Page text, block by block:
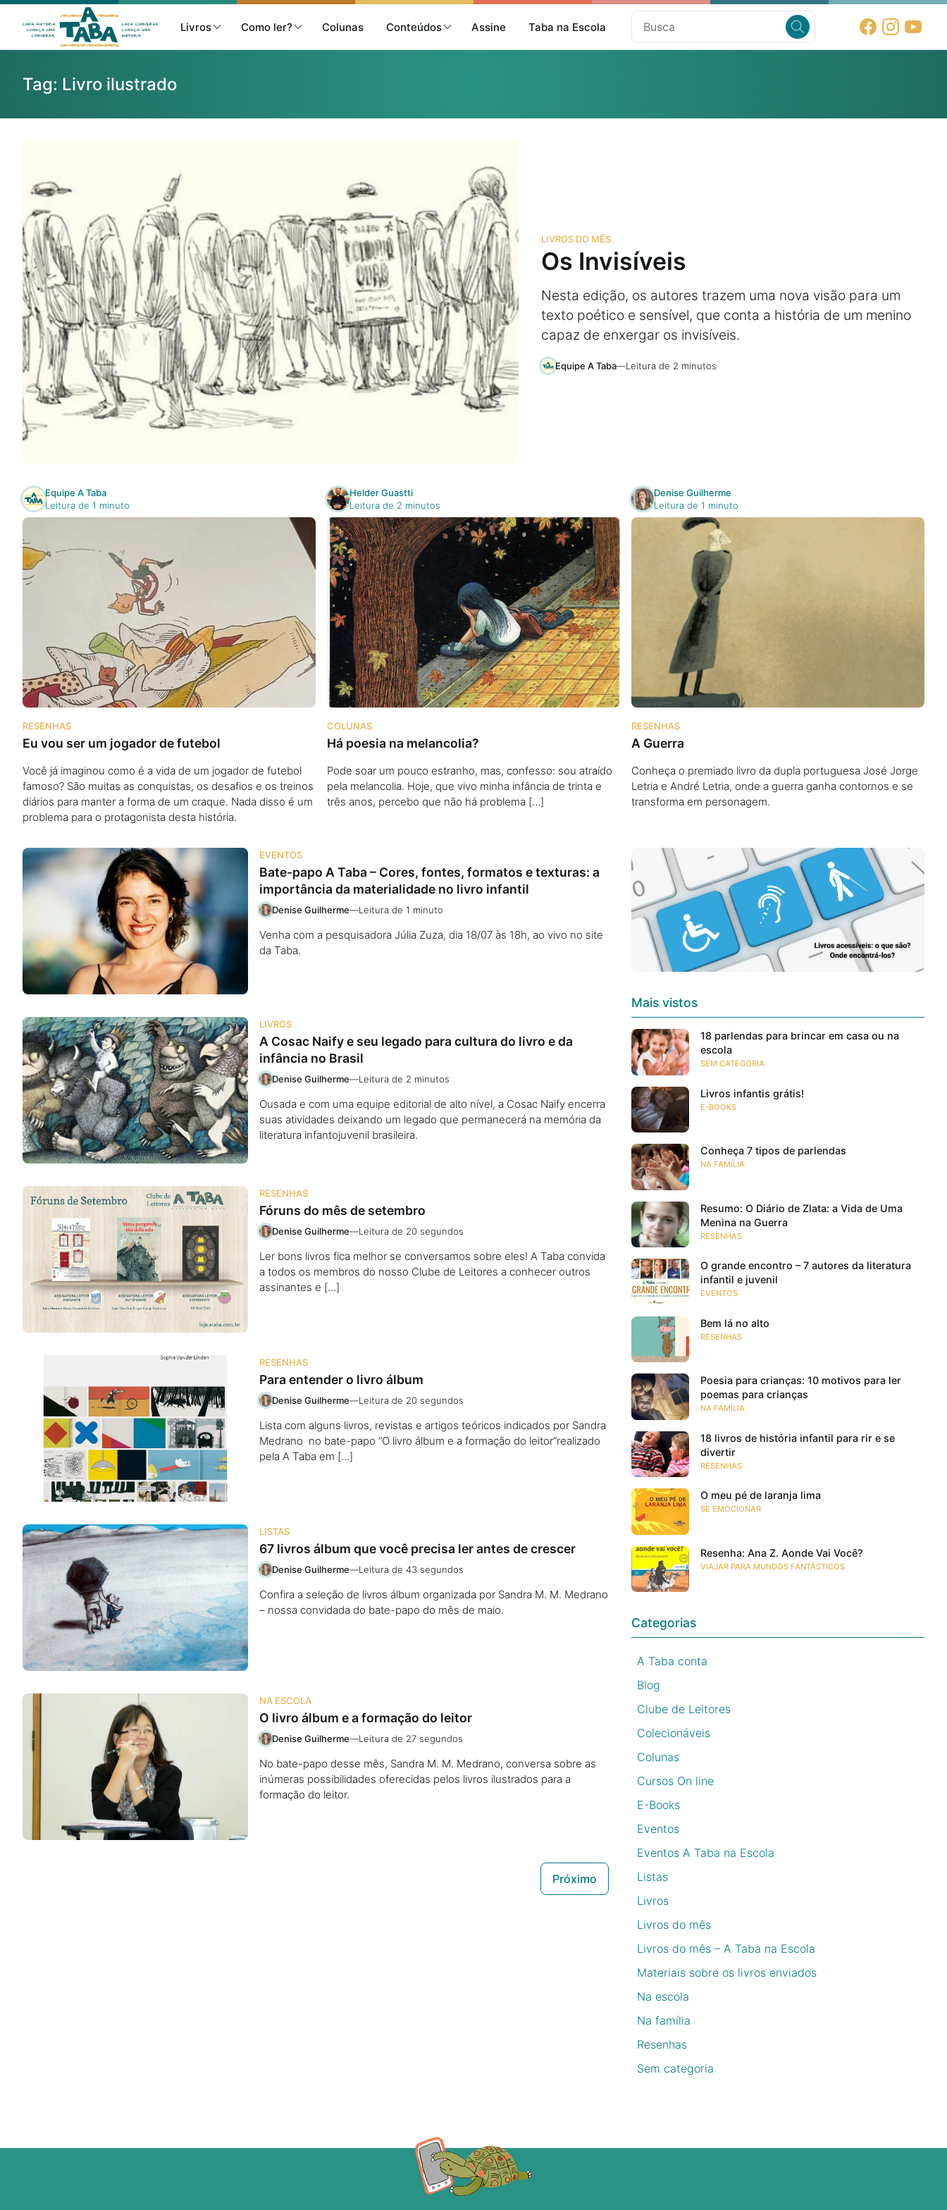
Livros Como ler? Colunas Conteúdos Assine Taba na Escola
Clube de Leitores
Listas
Como ler?
Na escola
Na família
Colunas
Colecionáveis
Cursos On line
E-Books
Podcast
Assine
Taba na Escola
Tag: Livro ilustrado
LIVROS DO MÊS
Os Invisíveis
Nesta edição, os autores trazem uma nova visão para um
texto poético e sensível, que conta a história de um menino
capaz de enxergar os invisíveis.
Equipe A Taba—Leitura de 2 minutos
Equipe A Taba
Leitura de 1 minuto
RESENHAS
Eu vou ser um jogador de futebol
Você já imaginou como é a vida de um jogador de futebol
famoso? São muitas as conquistas, os desafios e os treinos
diários para manter a forma de um craque. Nada disso é um
problema para o protagonista desta história.
Helder Guastti
Leitura de 2 minutos
COLUNAS
Há poesia na melancolia?
Pode soar um pouco estranho, mas, confesso: sou atraído
pela melancolia. Hoje, que vivo minha infância de trinta e
três anos, percebo que não há problema […]
Denise Guilherme
Leitura de 1 minuto
RESENHAS
A Guerra
Conheça o premiado livro da dupla portuguesa José Jorge
Letria e André Letria, onde a guerra ganha contornos e se
transforma em personagem.
EVENTOS
Bate-papo A Taba – Cores, fontes, formatos e texturas: a
importância da materialidade no livro infantil
Denise Guilherme—Leitura de 1 minuto
Venha com a pesquisadora Júlia Zuza, dia 18/07 às 18h, ao vivo no site
da Taba.
LIVROS
A Cosac Naify e seu legado para cultura do livro e da
infância no Brasil
Denise Guilherme—Leitura de 2 minutos
Ousada e com uma equipe editorial de alto nível, a Cosac Naify encerra
suas atividades deixando um legado que permanecerá na memória da
literatura infantojuvenil brasileira.
RESENHAS
Fóruns do mês de setembro
Denise Guilherme—Leitura de 20 segundos
Ler bons livros fica melhor se conversamos sobre eles! A Taba convida
a todos os membros do nosso Clube de Leitores a conhecer outros
assinantes e […]
RESENHAS
Para entender o livro álbum
Denise Guilherme—Leitura de 20 segundos
Lista com alguns livros, revistas e artigos teóricos indicados por Sandra
Medrano no bate-papo “O livro álbum e a formação do leitor”realizado
pela A Taba em […]
LISTAS
67 livros álbum que você precisa ler antes de crescer
Denise Guilherme—Leitura de 43 segundos
Confira a seleção de livros álbum organizada por Sandra M. M. Medrano
– nossa convidada do bate-papo do mês de maio.
NA ESCOLA
O livro álbum e a formação do leitor
Denise Guilherme—Leitura de 27 segundos
No bate-papo desse mês, Sandra M. M. Medrano, conversa sobre as
inúmeras possibilidades oferecidas pelos livros ilustrados para a
formação do leitor.
Próximo
Mais vistos
18 parlendas para brincar em casa ou na
escola
SEM CATEGORIA
Livros infantis grátis!
E-BOOKS
Conheça 7 tipos de parlendas
NA FAMÍLIA
Resumo: O Diário de Zlata: a Vida de Uma
Menina na Guerra
RESENHAS
O grande encontro – 7 autores da literatura
infantil e juvenil
EVENTOS
Bem lá no alto
RESENHAS
Poesia para crianças: 10 motivos para ler
poemas para crianças
NA FAMÍLIA
18 livros de história infantil para rir e se
divertir
RESENHAS
O meu pé de laranja lima
SE EMOCIONAR
Resenha: Ana Z. Aonde Vai Você?
VIAJAR PARA MUNDOS FANTÁSTICOS
Categorias
A Taba conta
Blog
Clube de Leitores
Colecionáveis
Colunas
Cursos On line
E-Books
Eventos
Eventos A Taba na Escola
Listas
Livros
Livros do mês
Livros do mês – A Taba na Escola
Materiais sobre os livros enviados
Na escola
Na família
Resenhas
Sem categoria